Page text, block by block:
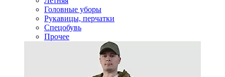
Головные уборы
Рукавицы, перчатки
Спецобувь
Прочее